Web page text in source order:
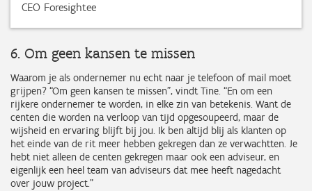
CEO Foresightee
6. Om geen kansen te missen
Waarom je als ondernemer nu echt naar je telefoon of mail moet
grijpen? “Om geen kansen te missen”, vindt Tine. “En om een
rijkere ondernemer te worden, in elke zin van betekenis. Want de
centen die worden na verloop van tijd opgesoupeerd, maar de
wijsheid en ervaring blijft bij jou. Ik ben altijd blij als klanten op
het einde van de rit meer hebben gekregen dan ze verwachtten. Je
hebt niet alleen de centen gekregen maar ook een adviseur, en
eigenlijk een heel team van adviseurs dat mee heeft nagedacht
over jouw project.”